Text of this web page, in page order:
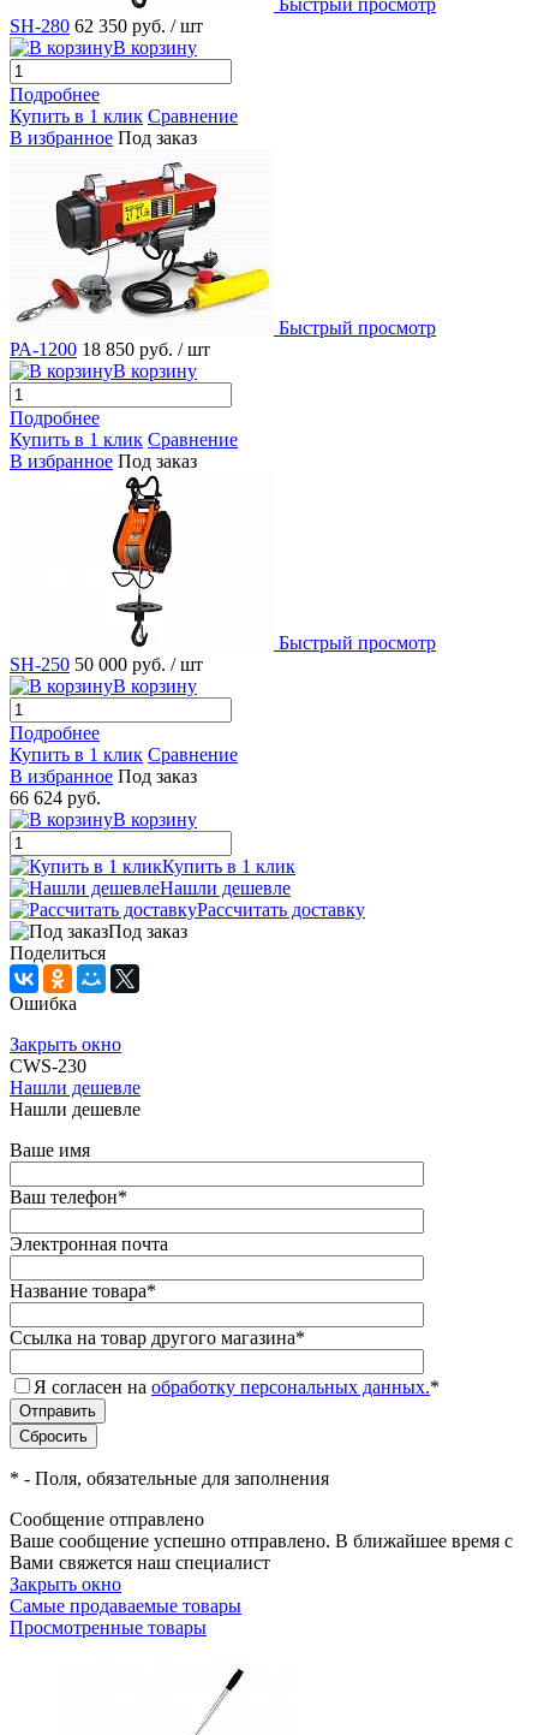
Быстрый просмотр
SH-280 62 350 руб. / шт
В корзину
Подробнее
Купить в 1 клик Сравнение
В избранное Под заказ
Быстрый просмотр
РА-1200 18 850 руб. / шт
В корзину
Подробнее
Купить в 1 клик Сравнение
В избранное Под заказ
Быстрый просмотр
SH-250 50 000 руб. / шт
В корзину
Подробнее
Купить в 1 клик Сравнение
В избранное Под заказ
66 624 руб.
В корзину
Купить в 1 клик
Нашли дешевле
Рассчитать доставку
Под заказ
Поделиться
Ошибка
Закрыть окно
CWS-230
Нашли дешевле
Нашли дешевле
Ваше имя
Ваш телефон*
Электронная почта
Название товара*
Ссылка на товар другого магазина*
Я согласен на обработку персональных данных.*
* - Поля, обязательные для заполнения
Сообщение отправлено
Ваше сообщение успешно отправлено. В ближайшее время с
Вами свяжется наш специалист
Закрыть окно
Самые продаваемые товары
Просмотренные товары